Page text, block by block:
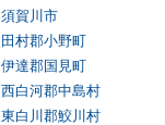
須賀川市
田村郡小野町
伊達郡国見町
西白河郡中島村
東白川郡鮫川村